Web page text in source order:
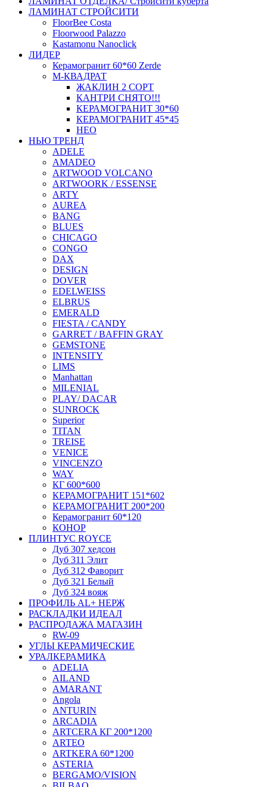
ЛАМИНАТ СТРОЙСИТИ
FloorBee Costa
Floorwood Palazzo
Kastamonu Nanoclick
ЛИДЕР
Керамогранит 60*60 Zerde
М-КВАДРАТ
ЖАКЛИН 2 СОРТ
КАНТРИ СНЯТО!!!
КЕРАМОГРАНИТ 30*60
КЕРАМОГРАНИТ 45*45
НЕО
НЬЮ ТРЕНД
ADELE
AMADEO
ARTWOOD VOLCANO
ARTWOORK / ESSENSE
ARTY
AUREA
BANG
BLUES
CHICAGO
CONGO
DAX
DESIGN
DOVER
EDELWEISS
ELBRUS
EMERALD
FIESTA / CANDY
GARRET / BAFFIN GRAY
GEMSTONE
INTENSITY
LIMS
Manhattan
MILENIAL
PLAY/ DACAR
SUNROCK
Superior
TITAN
TREISE
VENICE
VINCENZO
WAY
КГ 600*600
КЕРАМОГРАНИТ 151*602
КЕРАМОГРАНИТ 200*200
Керамогранит 60*120
КОНОР
ПЛИНТУС ROYCE
Дуб 307 хедсон
Дуб 311 Элит
Дуб 312 Фаворит
Дуб 321 Белый
Дуб 324 вояж
ПРОФИЛЬ AL+ НЕРЖ
РАСКЛАДКИ ИДЕАЛ
РАСПРОДАЖА МАГАЗИН
RW-09
УГЛЫ КЕРАМИЧЕСКИЕ
УРАЛКЕРАМИКА
ADELIA
AILAND
AMARANT
Angola
ANTURIN
ARCADIA
ARTCERA КГ 200*1200
ARTEO
ARTKERA 60*1200
ASTERIA
BERGAMO/VISION